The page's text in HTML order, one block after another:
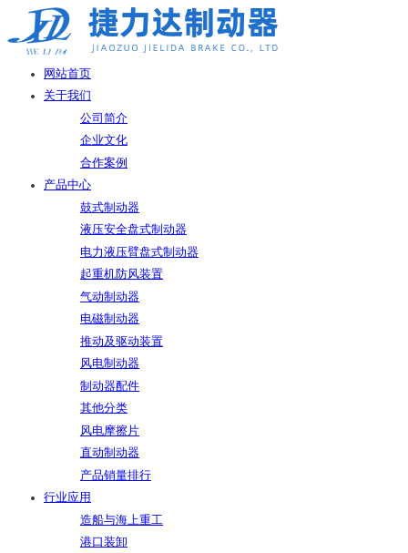
网站首页
关于我们
公司简介
企业文化
合作案例
产品中心
鼓式制动器
液压安全盘式制动器
电力液压臂盘式制动器
起重机防风装置
气动制动器
电磁制动器
推动及驱动装置
风电制动器
制动器配件
其他分类
风电摩擦片
直动制动器
产品销量排行
行业应用
造船与海上重工
港口装卸